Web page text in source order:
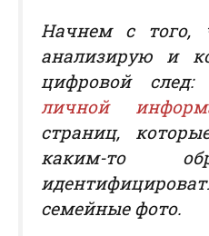
Начнем с того,
анализирую и
цифровой след:
личной
страниц,
каким-то
семейные фото.